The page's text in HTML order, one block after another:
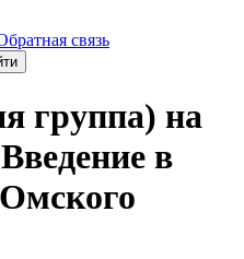
связь
группа) на
в